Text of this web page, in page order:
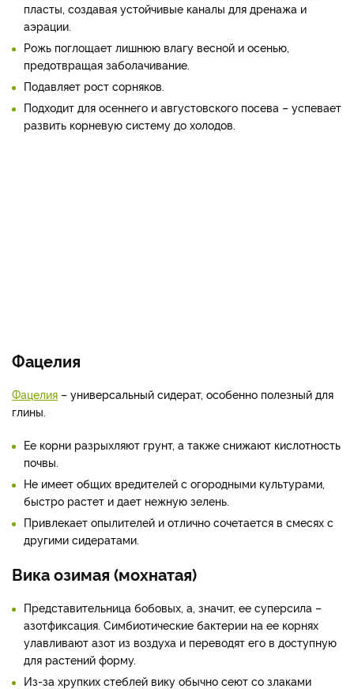
пласты, создавая устойчивые каналы для дренажа и
аэрации.
Рожь поглощает лишнюю влагу весной и осенью,
предотвращая заболачивание.
Подавляет рост сорняков.
Подходит для осеннего и августовского посева – успевает
развить корневую систему до холодов.
Фацелия
Фацелия – универсальный сидерат, особенно полезный для
глины.
Ее корни разрыхляют грунт, а также снижают кислотность
почвы.
Не имеет общих вредителей с огородными культурами,
быстро растет и дает нежную зелень.
Привлекает опылителей и отлично сочетается в смесях с
другими сидератами.
Вика озимая (мохнатая)
Представительница бобовых, а, значит, ее суперсила –
азотфиксация. Симбиотические бактерии на ее корнях
улавливают азот из воздуха и переводят его в доступную
для растений форму.
Из-за хрупких стеблей вику обычно сеют со злаками